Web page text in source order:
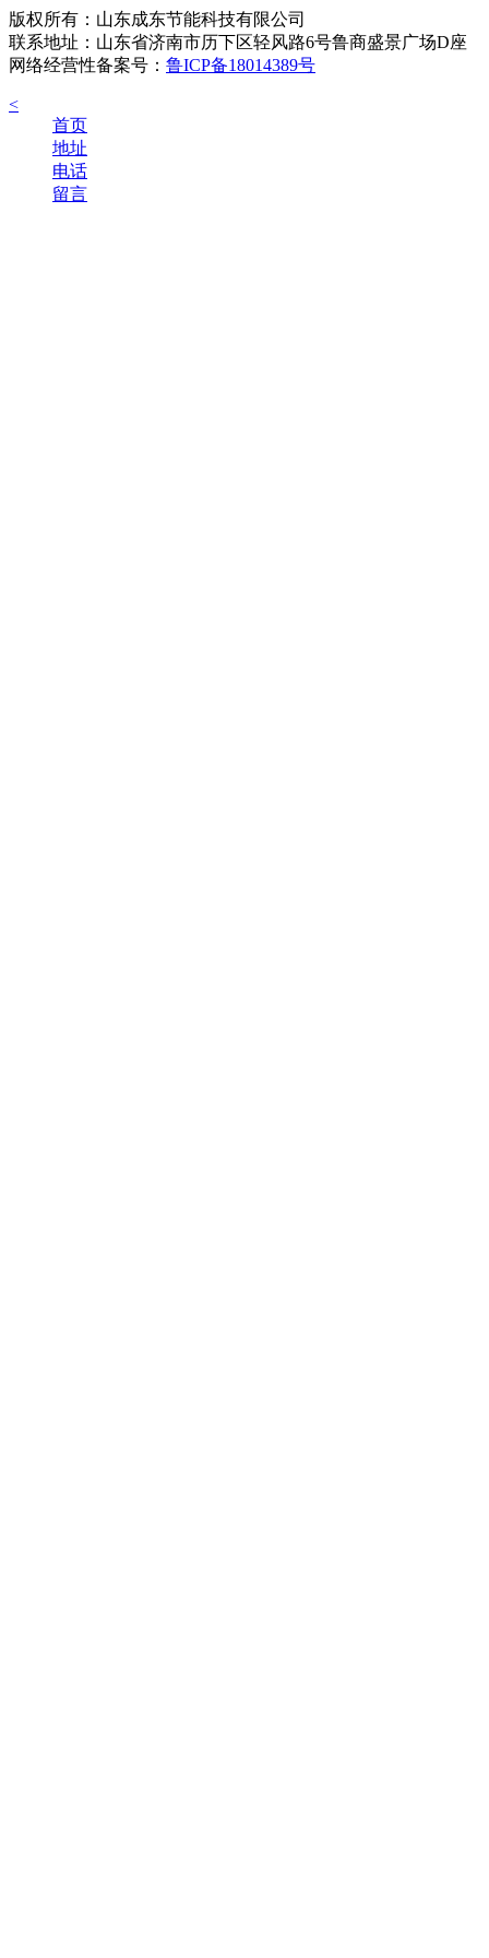
版权所有：山东成东节能科技有限公司
联系地址：山东省济南市历下区轻风路6号鲁商盛景广场D座
网络经营性备案号： 鲁ICP备18014389号
<
首页
地址
电话
留言